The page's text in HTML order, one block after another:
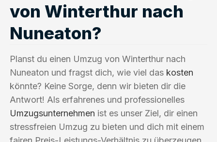
von Winterthur nach
Nuneaton?
Planst du einen Umzug von Winterthur nach
Nuneaton und fragst dich, wie viel das kosten
könnte? Keine Sorge, denn wir bieten dir die
Antwort! Als erfahrenes und professionelles
Umzugsunternehmen ist es unser Ziel, dir einen
stressfreien Umzug zu bieten und dich mit einem